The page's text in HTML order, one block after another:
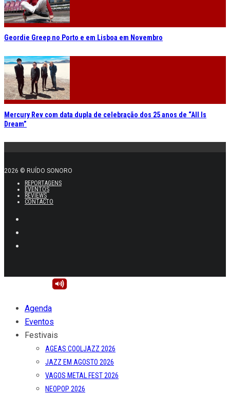
Geordie Greep no Porto e em Lisboa em Novembro
Mercury Rev com data dupla de celebração dos 25 anos de “All Is
Dream”
2026 © RUÍDO SONORO
REPORTAGENS
EVENTOS
REVIEWS
CONTACTO
Agenda
Eventos
Festivais
AGEAS COOLJAZZ 2026
JAZZ EM AGOSTO 2026
VAGOS METAL FEST 2026
NEOPOP 2026